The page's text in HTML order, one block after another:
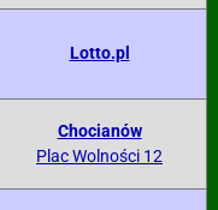
Lotto.pl
Chocianów
Plac Wolności 12